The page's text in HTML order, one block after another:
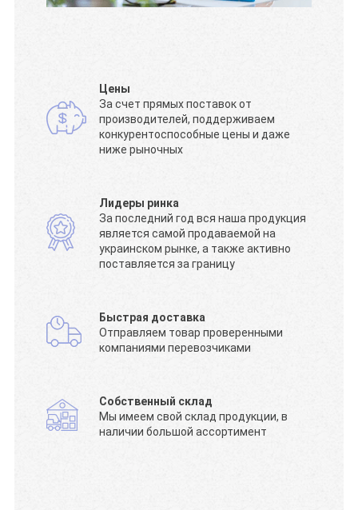
Цены
За счет прямых поставок от
производителей, поддерживаем
конкурентоспособные цены и даже
ниже рыночных
Лидеры ринка
За последний год вся наша продукция
является самой продаваемой на
украинском рынке, а также активно
поставляется за границу
Быстрая доставка
Отправляем товар проверенными
компаниями перевозчиками
Собственный склад
Мы имеем свой склад продукции, в
наличии большой ассортимент